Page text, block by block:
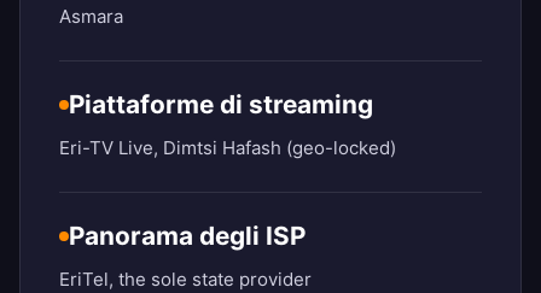
Asmara
Piattaforme di streaming
Eri-TV Live, Dimtsi Hafash (geo-locked)
Panorama degli ISP
EriTel, the sole state provider